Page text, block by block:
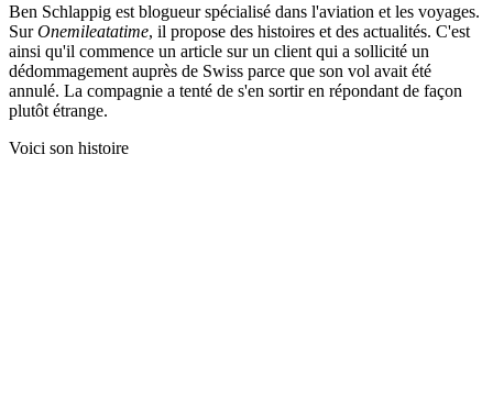
Ben Schlappig est blogueur spécialisé dans l'aviation et les voyages.
SurOnemileatatime, il propose des histoires et des actualités. C'est
ainsi qu'il commence un article sur un client qui a sollicité un
dédommagement auprès de Swiss parce que son vol avait été
annulé. La compagnie a tenté de s'en sortir en répondant de façon
plutôt étrange.
Voici son histoire